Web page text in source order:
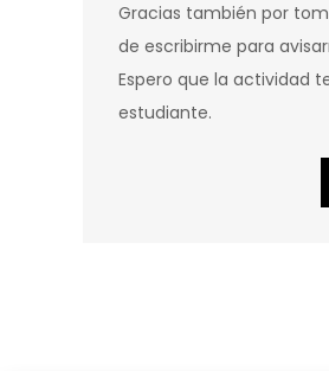
Gracias también por
de escribirme para
Espero que la actividad
estudiante.